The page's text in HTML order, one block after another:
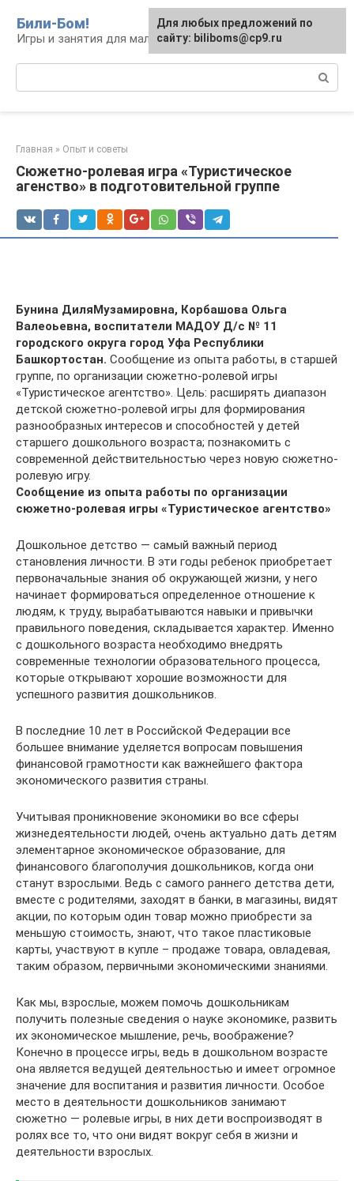
контенту
Били-Бом!
Игры и занятия для малышей и школьников
Главная » Опыт и советы
Сюжетно-ролевая игра «Туристическое
агенство» в подготовительной группе
Бунина ДиляМузамировна, Корбашова Ольга
Валеоьевна, воспитатели МАДОУ Д/с № 11
городского округа город Уфа Республики
Башкортостан. Сообщение из опыта работы, в старшей
группе, по организации сюжетно-ролевой игры
«Туристическое агентство». Цель: расширять диапазон
детской сюжетно-ролевой игры для формирования
разнообразных интересов и способностей у детей
старшего дошкольного возраста; познакомить с
современной действительностью через новую сюжетно-
ролевую игру.
Сообщение из опыта работы по организации
сюжетно-ролевая игры «Туристическое агентство»
Дошкольное детство — самый важный период
становления личности. В эти годы ребенок приобретает
первоначальные знания об окружающей жизни, у него
начинает формироваться определенное отношение к
людям, к труду, вырабатываются навыки и привычки
правильного поведения, складывается характер. Именно
с дошкольного возраста необходимо внедрять
современные технологии образовательного процесса,
которые открывают хорошие возможности для
успешного развития дошкольников.
В последние 10 лет в Российской Федерации все
большее внимание уделяется вопросам повышения
финансовой грамотности как важнейшего фактора
экономического развития страны.
Учитывая проникновение экономики во все сферы
жизнедеятельности людей, очень актуально дать детям
элементарное экономическое образование, для
финансового благополучия дошкольников, когда они
станут взрослыми. Ведь с самого раннего детства дети,
вместе с родителями, заходят в банки, в магазины, видят
акции, по которым один товар можно приобрести за
меньшую стоимость, знают, что такое пластиковые
карты, участвуют в купле – продаже товара, овладевая,
таким образом, первичными экономическими знаниями.
Как мы, взрослые, можем помочь дошкольникам
получить полезные сведения о науке экономике, развить
их экономическое мышление, речь, воображение?
Конечно в процессе игры, ведь в дошкольном возрасте
она является ведущей деятельностью и имеет огромное
значение для воспитания и развития личности. Особое
место в деятельности дошкольников занимают
сюжетно — ролевые игры, в них дети воспроизводят в
ролях все то, что они видят вокруг себя в жизни и
деятельности взрослых.
Для любых предложений по
сайту: biliboms@cp9.ru